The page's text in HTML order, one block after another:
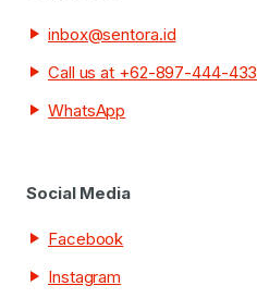
inbox@sentora.id
Call us at +62-897-444-433
WhatsApp
Social Media
Facebook
Instagram